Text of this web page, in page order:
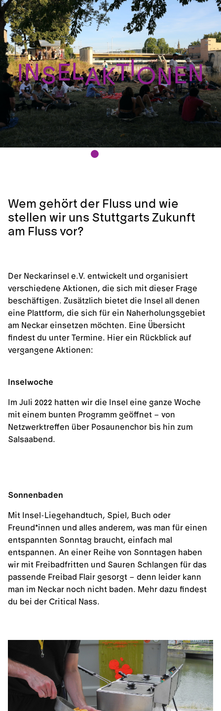
INSELAKTIONEN
Wem gehört der Fluss und wie
stellen wir uns Stuttgarts Zukunft
am Fluss vor?
Der Neckarinsel e.V. entwickelt und organisiert
verschiedene Aktionen, die sich mit dieser Frage
beschäftigen. Zusätzlich bietet die Insel all denen
eine Plattform, die sich für ein Naherholungsgebiet
am Neckar einsetzen möchten. Eine Übersicht
findest du unter Termine. Hier ein Rückblick auf
vergangene Aktionen:
Inselwoche
Im Juli 2022 hatten wir die Insel eine ganze Woche
mit einem bunten Programm geöffnet – von
Netzwerktreffen über Posaunenchor bis hin zum
Salsaabend.
Sonnenbaden
Mit Insel-Liegehandtuch, Spiel, Buch oder
Freund*innen und alles anderem, was man für einen
entspannten Sonntag braucht, einfach mal
entspannen. An einer Reihe von Sonntagen haben
wir mit Freibadfritten und Sauren Schlangen für das
passende Freibad Flair gesorgt – denn leider kann
man im Neckar noch nicht baden. Mehr dazu findest
du bei der Critical Nass.